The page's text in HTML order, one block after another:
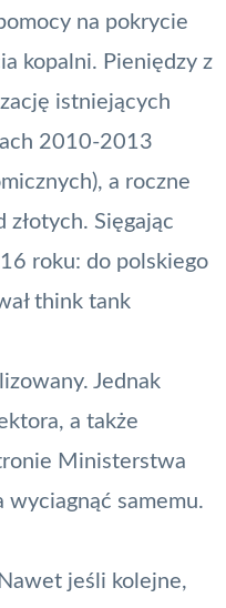
na pokrycie
kopalni. Pieniędzy z
istniejących
2010-2013
a roczne
Sięgając
roku: do polskiego
think tank
Jednak
a także
Ministerstwa
wyciagnąć samemu.
jeśli kolejne,